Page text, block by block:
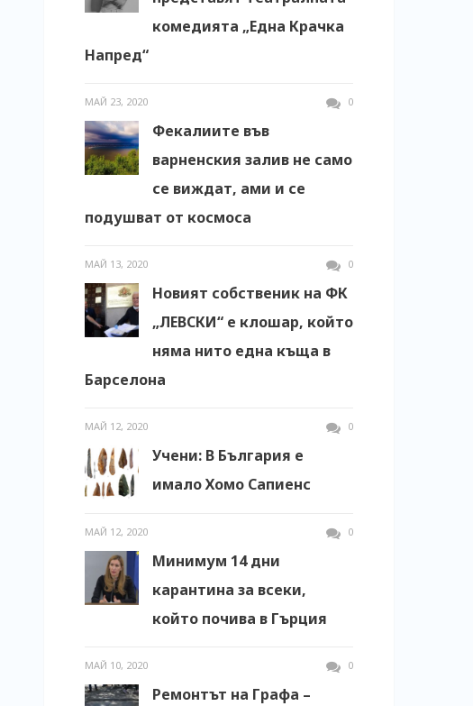
комедията „Една Крачка
Напред“
МАЙ 23, 2020 0
Фекалиите във
варненския залив не само
се виждат, ами и се
подушват от космоса
МАЙ 13, 2020 0
Новият собственик на ФК
„ЛЕВСКИ“ е клошар, който
няма нито една къща в
Барселона
МАЙ 12, 2020 0
Учени: В България е
имало Хомо Сапиенс
МАЙ 12, 2020 0
Минимум 14 дни
карантина за всеки,
който почива в Гърция
МАЙ 10, 2020 0
Ремонтът на Графа –